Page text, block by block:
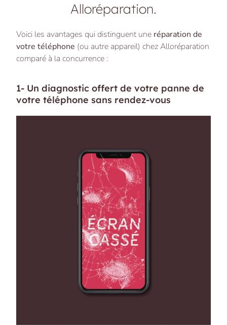
Alloréparation.
Voici les avantages qui distinguent une réparation de
votre téléphone (ou autre appareil) chez Alloréparation
comparé à la concurrence :
1- Un diagnostic offert de votre panne de
votre téléphone sans rendez-vous